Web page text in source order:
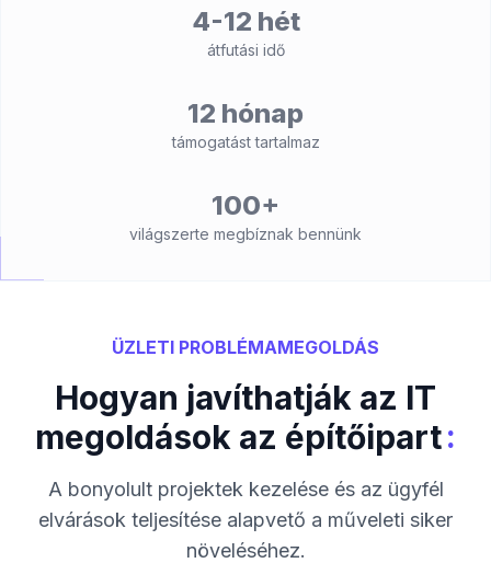
4-12 hét
átfutási idő
12 hónap
támogatást tartalmaz
100+
világszerte megbíznak bennünk
ÜZLETI PROBLÉMAMEGOLDÁS
Hogyan javíthatják az IT
megoldások az építőipart:
A bonyolult projektek kezelése és az ügyfél
elvárások teljesítése alapvető a műveleti siker
növeléséhez.